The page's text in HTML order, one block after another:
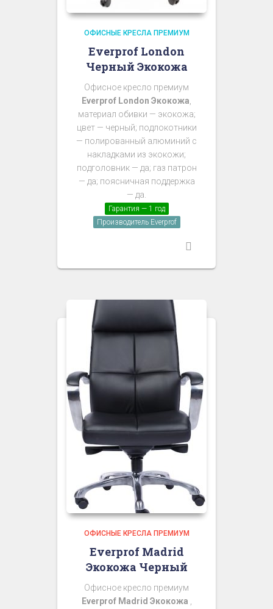
ОФИСНЫЕ КРЕСЛА ПРЕМИУМ
Everprof London
Черный Экокожа
Офисное кресло премиум
Everprof London Экокожа
материал обивки — экокожа;
цвет — черный; подлокотники
— полированный алюминий с
накладками из экокожи;
подголовник — да; газ патрон
— да; поясничная поддержка
— да.
Гарантия — 1 год
Производитель Everprof
ОФИСНЫЕ КРЕСЛА ПРЕМИУМ
Everprof Madrid
Экокожа Черный
Офисное кресло премиум
Everprof Madrid Экокожа